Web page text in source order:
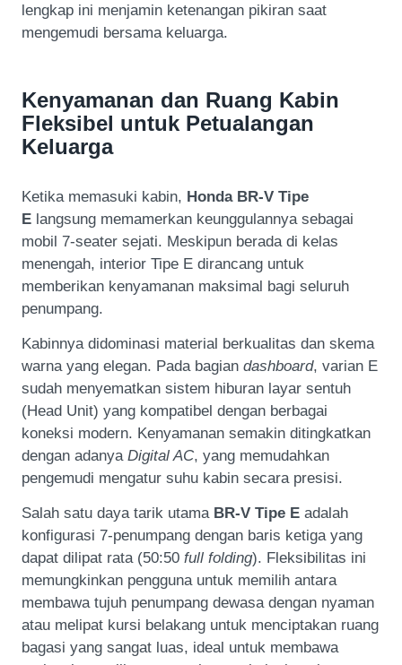
lengkap ini menjamin ketenangan pikiran saat
mengemudi bersama keluarga.
Kenyamanan dan Ruang Kabin
Fleksibel untuk Petualangan
Keluarga
Ketika memasuki kabin, Honda BR-V Tipe
E langsung memamerkan keunggulannya sebagai
mobil 7-seater sejati. Meskipun berada di kelas
menengah, interior Tipe E dirancang untuk
memberikan kenyamanan maksimal bagi seluruh
penumpang.
Kabinnya didominasi material berkualitas dan skema
warna yang elegan. Pada bagian dashboard, varian E
sudah menyematkan sistem hiburan layar sentuh
(Head Unit) yang kompatibel dengan berbagai
koneksi modern. Kenyamanan semakin ditingkatkan
dengan adanya Digital AC, yang memudahkan
pengemudi mengatur suhu kabin secara presisi.
Salah satu daya tarik utama BR-V Tipe E adalah
konfigurasi 7-penumpang dengan baris ketiga yang
dapat dilipat rata (50:50 full folding). Fleksibilitas ini
memungkinkan pengguna untuk memilih antara
membawa tujuh penumpang dewasa dengan nyaman
atau melipat kursi belakang untuk menciptakan ruang
bagasi yang sangat luas, ideal untuk membawa